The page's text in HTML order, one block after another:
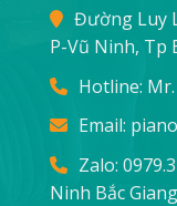
Đường Luy
P-Vũ Ninh, Tp
Hotline:
Email:
Zalo:
Ninh Bắc Giang